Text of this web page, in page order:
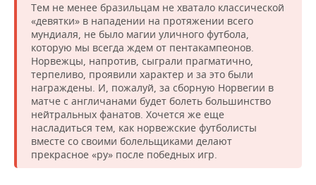
Тем не менее бразильцам не хватало классической
«девятки» в нападении на протяжении всего
мундиаля, не было магии уличного футбола,
которую мы всегда ждем от пентакампеонов.
Норвежцы, напротив, сыграли прагматично,
терпеливо, проявили характер и за это были
награждены. И, пожалуй, за сборную Норвегии в
матче с англичанами будет болеть большинство
нейтральных фанатов. Хочется же еще
насладиться тем, как норвежские футболисты
вместе со своими болельщиками делают
прекрасное «ру» после победных игр.